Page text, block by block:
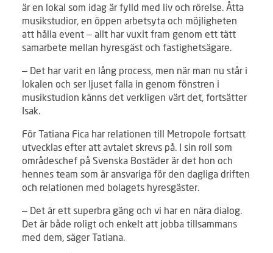
är en lokal som idag är fylld med liv och rörelse. Åtta
musikstudior, en öppen arbetsyta och möjligheten
att hålla event – allt har vuxit fram genom ett tätt
samarbete mellan hyresgäst och fastighetsägare.
– Det har varit en lång process, men när man nu står i
lokalen och ser ljuset falla in genom fönstren i
musikstudion känns det verkligen värt det, fortsätter
Isak.
För Tatiana Fica har relationen till Metropole fortsatt
utvecklas efter att avtalet skrevs på. I sin roll som
områdeschef på Svenska Bostäder är det hon och
hennes team som är ansvariga för den dagliga driften
och relationen med bolagets hyresgäster.
– Det är ett superbra gäng och vi har en nära dialog.
Det är både roligt och enkelt att jobba tillsammans
med dem, säger Tatiana.